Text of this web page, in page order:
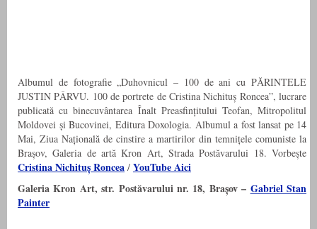
Albumul de fotografie „Duhovnicul – 100 de ani cu PĂRINTELE
JUSTIN PÂRVU. 100 de portrete de Cristina Nichituș Roncea”, lucrare
publicată cu binecuvântarea Înalt Preasfințitului Teofan, Mitropolitul
Moldovei și Bucovinei, Editura Doxologia. Albumul a fost lansat pe 14
Mai, Ziua Națională de cinstire a martirilor din temnițele comuniste la
Brașov, Galeria de artă Kron Art, Strada Postăvarului 18. Vorbește
Cristina Nichituș Roncea / YouTube Aici
Galeria Kron Art, str. Postăvarului nr. 18, Brașov – Gabriel Stan
Painter